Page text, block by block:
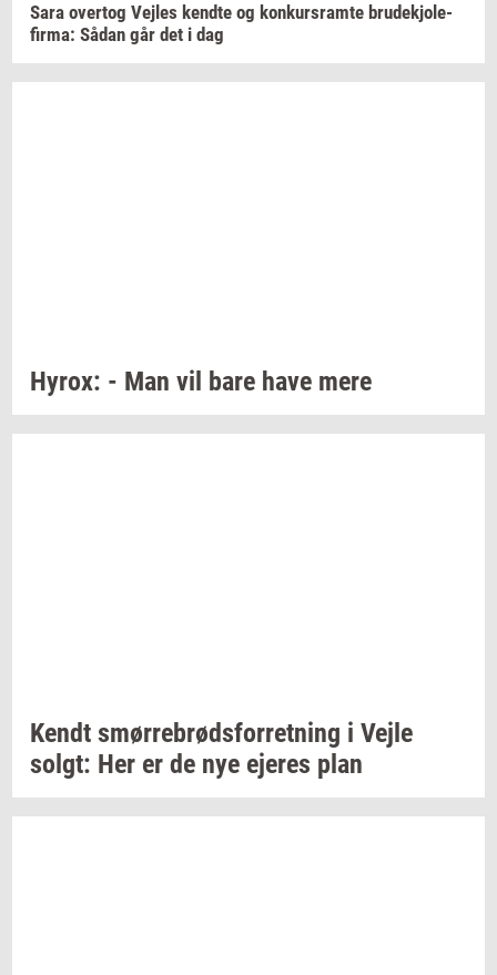
Sara over­tog Vej­les kend­te og kon­kurs­ram­te bru­dekjo­le­
fir­ma: Sådan går det i dag
Hyrox: - Man vil bare have mere
Kendt smør­re­brød­s­for­ret­ning i Vejle
solgt: Her er de nye eje­res plan